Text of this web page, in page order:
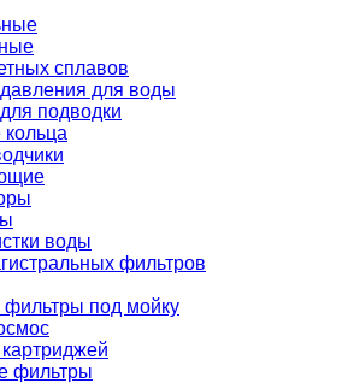
сплавов
для воды
подводки
воды
фильтров
под мойку
фильтры